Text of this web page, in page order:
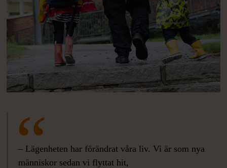
– Lägenheten har förändrat våra liv. Vi är som nya
människor sedan vi flyttat hit,